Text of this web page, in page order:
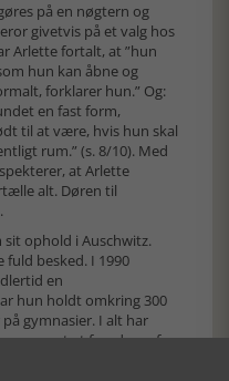
på en nøgtern og
givetvis på et valg hos
Arlette fortalt, at ”hun
hun kan åbne og
forklarer hun.” Og:
en fast form,
til at være, hvis hun skal
rum.” (s. 8/10). Med
at Arlette
alt. Døren til
ophold i Auschwitz.
besked. I 1990
en
hun holdt omkring 300
gymnasier. I alt har
et foredrag af